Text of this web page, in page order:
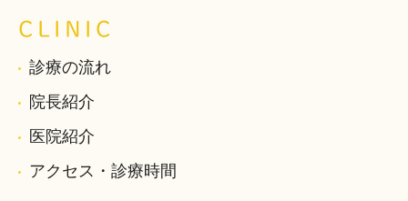
CLINIC
診療の流れ
院長紹介
医院紹介
アクセス・診療時間